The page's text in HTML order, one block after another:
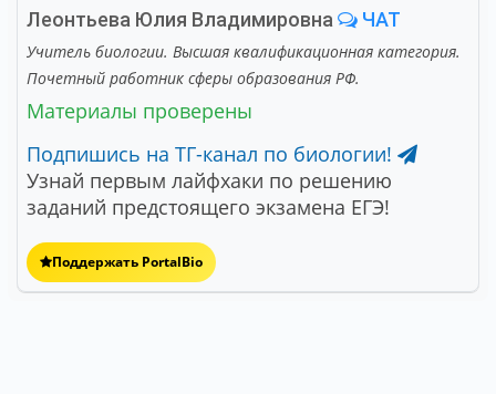
Леонтьева Юлия Владимировна ЧАТ
Учитель биологии. Высшая квалификационная категория.
Почетный работник сферы образования РФ.
Материалы проверены
Подпишись на ТГ-канал по биологии!
Узнай первым лайфхаки по решению
заданий предстоящего экзамена ЕГЭ!
Поддержать PortalBio